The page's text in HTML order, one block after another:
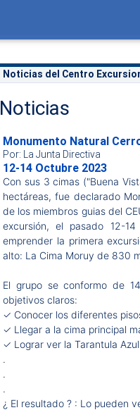
Noticias del Centro
Noticias
Monumento Natural
Por: La Junta Directiva
12-14 Octubre 2023
Con sus 3 cimas ("Buena
hectáreas, fue declarado
de los miembros guias del
excursión, el pasado 12-
emprender la primera
alto: La Cima Moruy de 830
El grupo se conformo de
objetivos claros:
✓ Conocer los diferentes
✓ Llegar a la cima principal
✓ Lograr ver la Tarantula
.
.
.
¿ El resultado ? : Lo pueden